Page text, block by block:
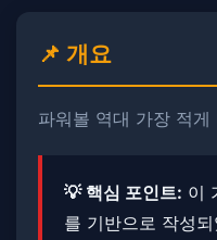
📌 개요
파워볼 역대 가장 적
💡 핵심 포인트: 이
를 기반으로 작성